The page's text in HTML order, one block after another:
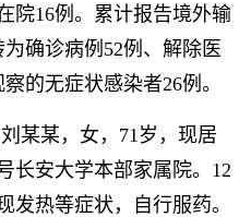
院16例。累计报告境外输
确诊病例52例、解除医
的无症状感染者26例。
某，女，71岁，现居
长安大学本部家属院。12
发热等症状，自行服药。